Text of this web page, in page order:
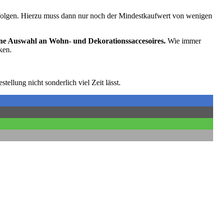
Hierzu muss dann nur noch der Mindestkaufwert von wenigen
Auswahl an Wohn- und Dekorationssaccesoires. Wie immer
nicht sonderlich viel Zeit lässt.